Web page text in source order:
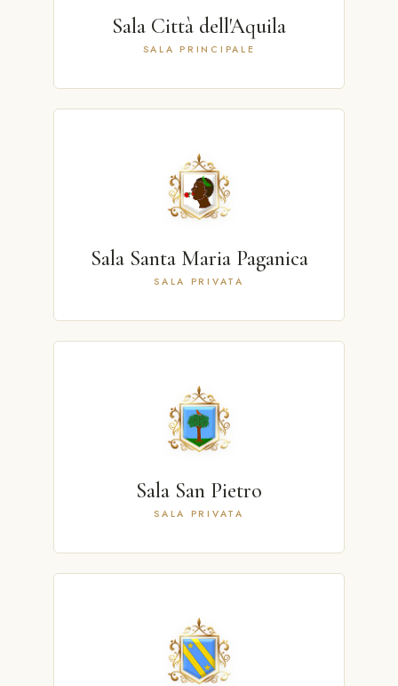
Sala Città dell'Aquila
SALA PRINCIPALE
Sala Santa Maria Paganica
SALA PRIVATA
Sala San Pietro
SALA PRIVATA